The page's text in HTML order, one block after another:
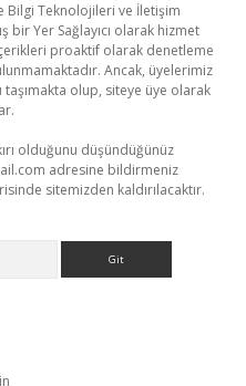
Bilgi Teknolojileri ve İletişim
bir Yer Sağlayıcı olarak hizmet
proaktif olarak denetleme
Ancak, üyelerimiz
olup, siteye üye olarak
olduğunu düşündüğünüz
adresine bildirmeniz
sitemizden kaldırılacaktır.